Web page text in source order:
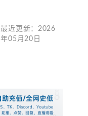
最近更新： 2026
年05月20日